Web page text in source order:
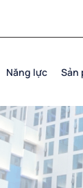
Năng lực Sản